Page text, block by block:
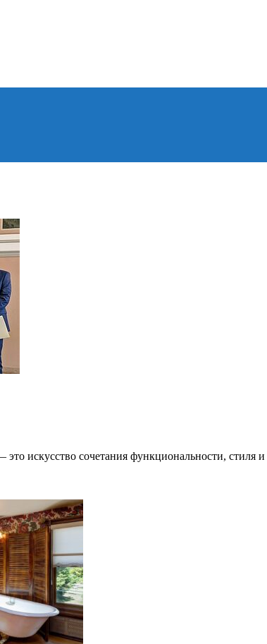
искусство сочетания функциональности, стиля